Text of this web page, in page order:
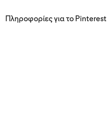
Πληροφορίες για το Pinterest